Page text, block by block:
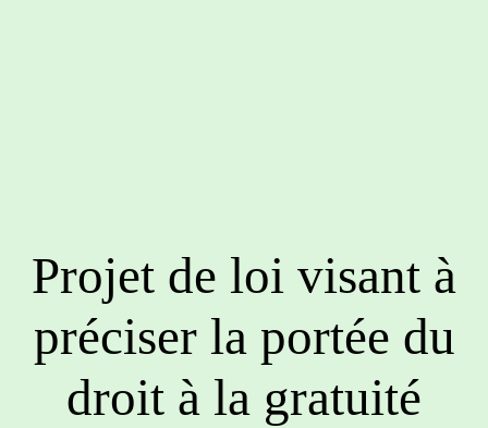
Projet de loi visant à
préciser la portée du
droit à la gratuité